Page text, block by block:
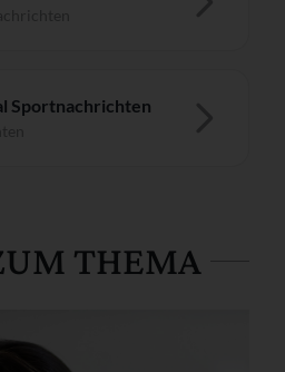
Sportnachrichten
THEMA